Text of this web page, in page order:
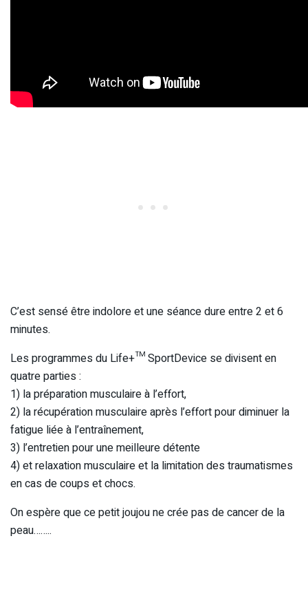
C’est sensé être indolore et une séance dure entre 2 et 6
minutes.
Les programmes du Life+™ SportDevice se divisent en
quatre parties :
1) la préparation musculaire à l’effort,
2) la récupération musculaire après l’effort pour diminuer la
fatigue liée à l’entraînement,
3) l’entretien pour une meilleure détente
4) et relaxation musculaire et la limitation des traumatismes
en cas de coups et chocs.
On espère que ce petit joujou ne crée pas de cancer de la
peau……..